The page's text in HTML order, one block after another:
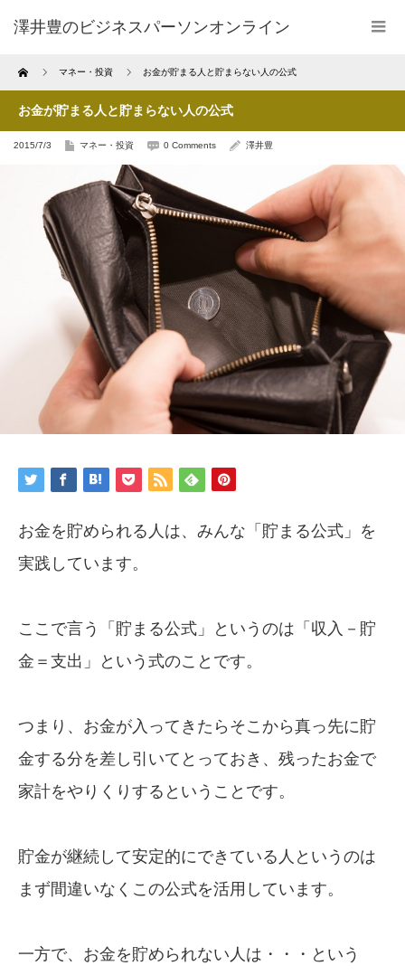
澤井豊のビジネスパーソンオンライン
Home マネー・投資 お金が貯まる人と貯まらない人の公式
お金が貯まる人と貯まらない人の公式
2015/7/3 マネー・投資 0 Comments 澤井豊
お金を貯められる人は、みんな「貯まる公式」を
実践しています。
ここで言う「貯まる公式」というのは「収入－貯
金＝支出」という式のことです。
つまり、お金が入ってきたらそこから真っ先に貯
金する分を差し引いてとっておき、残ったお金で
家計をやりくりするということです。
貯金が継続して安定的にできている人というのは
まず間違いなくこの公式を活用しています。
一方で、お金を貯められない人は・・・という